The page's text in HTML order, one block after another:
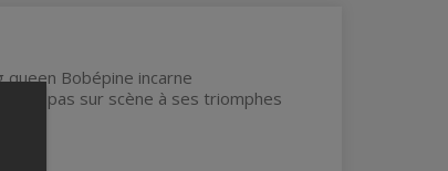
queen Bobépine incarne
pas sur scène à ses triomphes